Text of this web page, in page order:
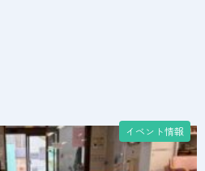
イベント情報